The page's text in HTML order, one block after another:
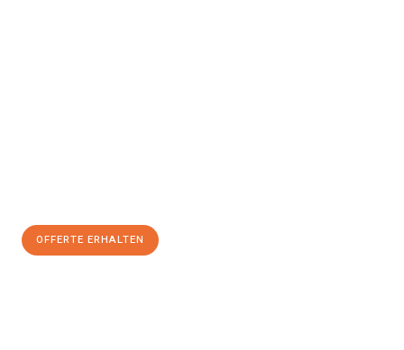
OFFERTE ERHALTEN